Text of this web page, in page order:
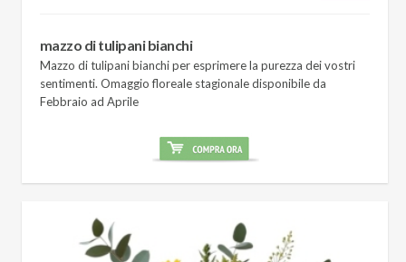
mazzo di tulipani bianchi
Mazzo di tulipani bianchi per esprimere la purezza dei vostri
sentimenti. Omaggio floreale stagionale disponibile da
Febbraio ad Aprile